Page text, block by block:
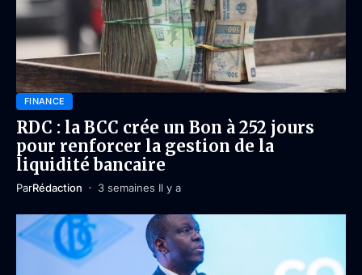
FINANCE
RDC : la BCC crée un Bon à 252 jours
pour renforcer la gestion de la
liquidité bancaire
ParRédaction 3 semaines Il y a